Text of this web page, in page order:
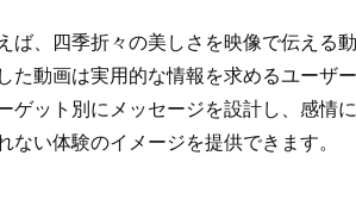
ば、四季折々の美しさを映像で伝える
た動画は実用的な情報を求めるユーザ
ゲット別にメッセージを設計し、感情
ない体験のイメージを提供できます。